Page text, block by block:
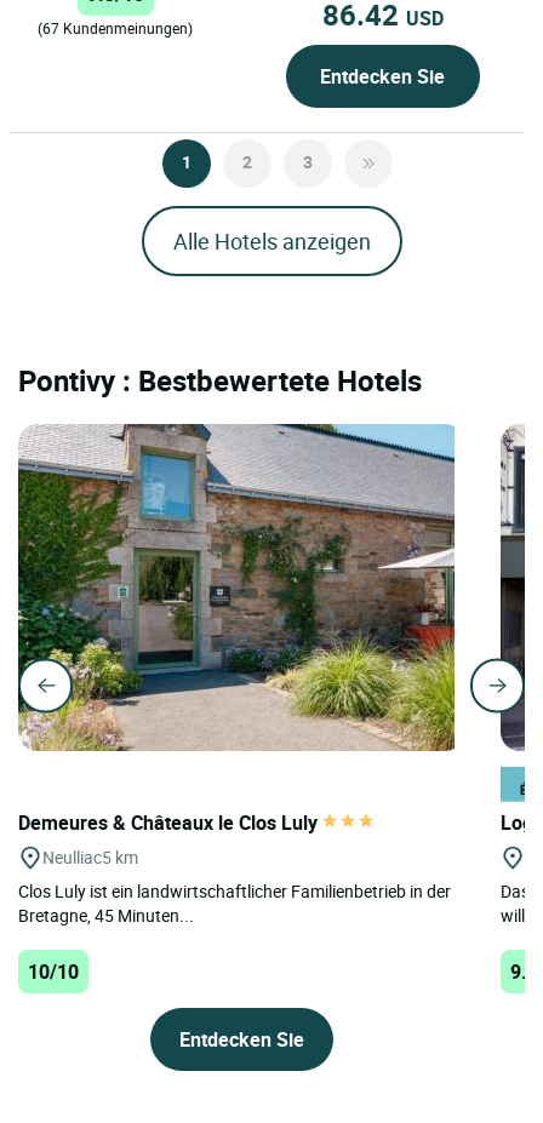
(67 Kundenmeinungen) 86.42 USD
Entdecken Sie
1 2 3
Alle Hotels anzeigen
Pontivy : Bestbewertete Hotels
Demeures & Châteaux le Clos Luly
Neulliac5 km
Clos Luly ist ein landwirtschaftlicher Familienbetrieb in der
Bretagne, 45 Minuten...
10/10
Entdecken Sie
Das